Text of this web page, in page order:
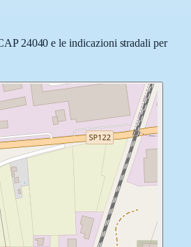
24040 e le indicazioni stradali per